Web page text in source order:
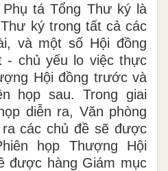
tá Tổng Thư ký là
ký trong tất cả các
và một số Hội đồng
- chủ yếu lo việc thực
Hội đồng trước và
họp sau. Trong giai
diễn ra, Văn phòng
các chủ đề sẽ được
họp Thượng Hội
được hàng Giám mục